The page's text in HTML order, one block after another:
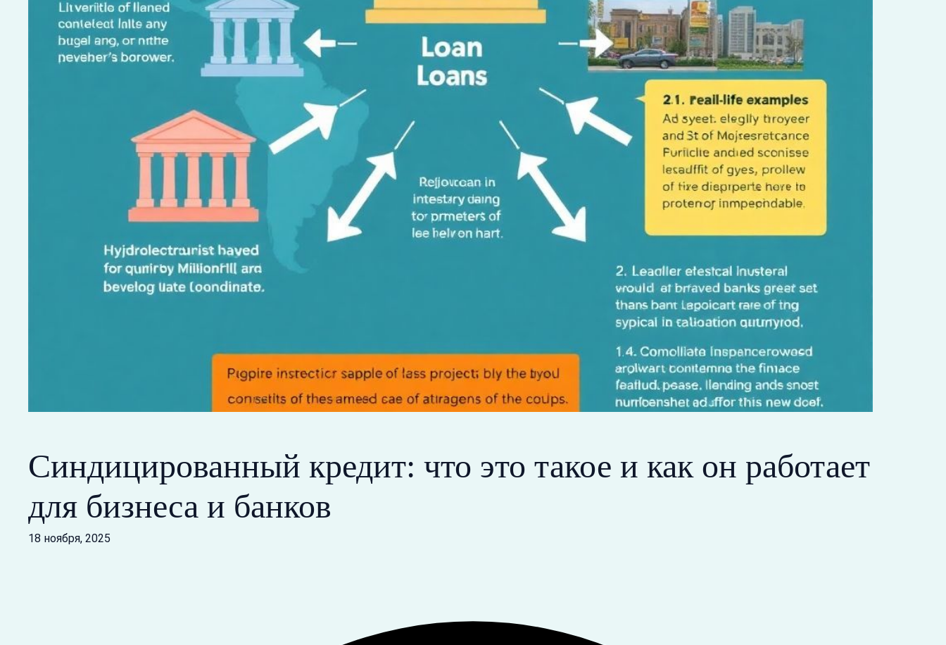
Синдицированный кредит: что это такое и как он работает
для бизнеса и банков
18 ноября, 2025